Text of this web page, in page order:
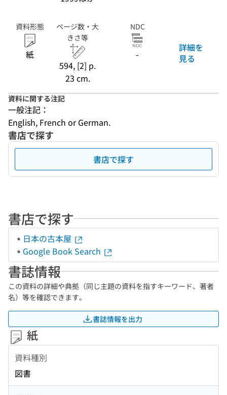
資料形態
紙
ページ数・大
きさ等
594, [2] p.
23 cm.
NDC
-
詳細を
見る
資料に関する注記
一般注記：
English, French or German.
書店で探す
書店で探す
書店で探す
日本の古本屋
Google Book Search
書誌情報
この資料の詳細や典拠（同じ主題の資料を指すキーワード、著者
名）等を確認できます。
書誌情報を出力
紙
資料種別
図書